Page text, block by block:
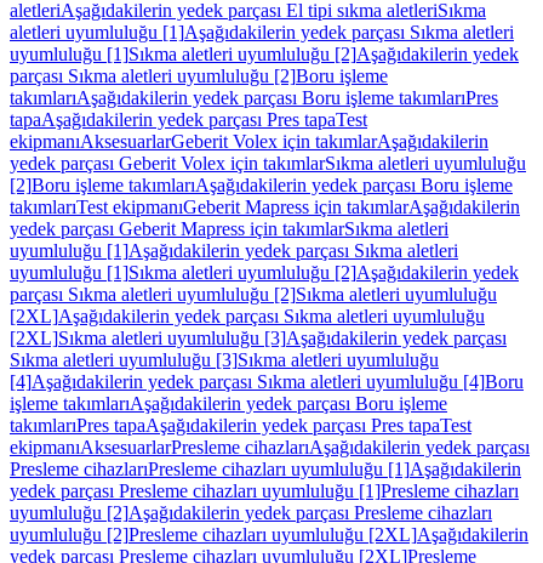
aletleriAşağıdakilerin yedek parçası El tipi sıkma aletleriSıkma
aletleri uyumluluğu [1]Aşağıdakilerin yedek parçası Sıkma aletleri
uyumluluğu [1]Sıkma aletleri uyumluluğu [2]Aşağıdakilerin yedek
parçası Sıkma aletleri uyumluluğu [2]Boru işleme
takımlarıAşağıdakilerin yedek parçası Boru işleme takımlarıPres
tapaAşağıdakilerin yedek parçası Pres tapaTest
ekipmanıAksesuarlarGeberit Volex için takımlarAşağıdakilerin
yedek parçası Geberit Volex için takımlarSıkma aletleri uyumluluğu
[2]Boru işleme takımlarıAşağıdakilerin yedek parçası Boru işleme
takımlarıTest ekipmanıGeberit Mapress için takımlarAşağıdakilerin
yedek parçası Geberit Mapress için takımlarSıkma aletleri
uyumluluğu [1]Aşağıdakilerin yedek parçası Sıkma aletleri
uyumluluğu [1]Sıkma aletleri uyumluluğu [2]Aşağıdakilerin yedek
parçası Sıkma aletleri uyumluluğu [2]Sıkma aletleri uyumluluğu
[2XL]Aşağıdakilerin yedek parçası Sıkma aletleri uyumluluğu
[2XL]Sıkma aletleri uyumluluğu [3]Aşağıdakilerin yedek parçası
Sıkma aletleri uyumluluğu [3]Sıkma aletleri uyumluluğu
[4]Aşağıdakilerin yedek parçası Sıkma aletleri uyumluluğu [4]Boru
işleme takımlarıAşağıdakilerin yedek parçası Boru işleme
takımlarıPres tapaAşağıdakilerin yedek parçası Pres tapaTest
ekipmanıAksesuarlarPresleme cihazlarıAşağıdakilerin yedek parçası
Presleme cihazlarıPresleme cihazları uyumluluğu [1]Aşağıdakilerin
yedek parçası Presleme cihazları uyumluluğu [1]Presleme cihazları
uyumluluğu [2]Aşağıdakilerin yedek parçası Presleme cihazları
uyumluluğu [2]Presleme cihazları uyumluluğu [2XL]Aşağıdakilerin
yedek parçası Presleme cihazları uyumluluğu [2XL]Presleme